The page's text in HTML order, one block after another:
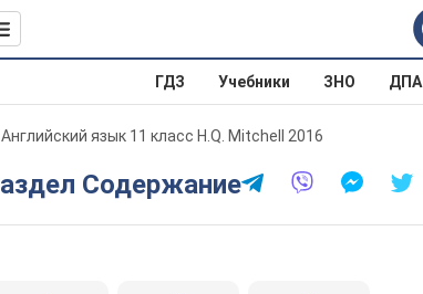
ГДЗ Учебники ЗНО ДПА
Английский язык 11 класс H.Q. Mitchell 2016
Раздел Содержание